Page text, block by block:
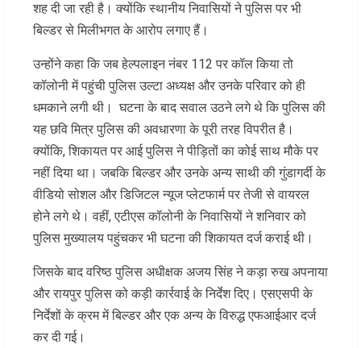
शह दी जा रही है। क्योंकि स्थानीय निवासियों ने पुलिस पर भी
बिल्डर से मिलीभगत के आरोप लगाए हैं।
उन्होंने कहा कि जब हेल्पलाइन नंबर 112 पर कॉल किया तो
कॉलोनी में पहुंची पुलिस उल्टा अध्यक्ष और उनके परिवार को ही
धमकाने लगी थी। घटना के बाद सवाल उठने लगे थे कि पुलिस की
यह छवि मित्र पुलिस की अवधारणा के पूरी तरह विपरीत है।
क्योंकि, शिकायत पर आई पुलिस ने पीड़ितों का कोई साथ मौके पर
नहीं दिया था। जबकि बिल्डर और उनके अन्य साथी की गुंडागर्दी के
वीडियो सोशल और डिजिटल न्यूज प्लेटफार्म पर तेजी से वायरल
होने लगे थे। वहीं, एटीएस कॉलोनी के निवासियों ने शनिवार को
पुलिस मुख्यालय पहुंचकर भी घटना की शिकायत दर्ज कराई थी।
जिसके बाद वरिष्ठ पुलिस अधीक्षक अजय सिंह ने कड़ा रुख अपनाया
और रायपुर पुलिस को कड़ी कार्रवाई के निर्देश दिए। एसएसपी के
निर्देशों के क्रम में बिल्डर और एक अन्य के विरुद्ध एफआईआर दर्ज
कर दी गई।